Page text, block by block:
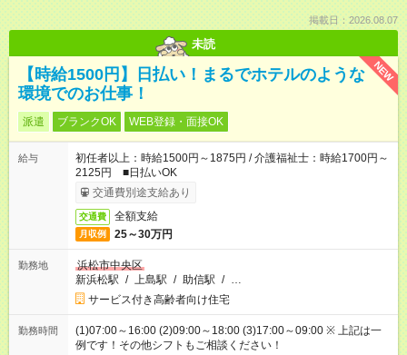
掲載日：2026.08.07
未読
NEW
【時給1500円】日払い！まるでホテルのような
環境でのお仕事！
派遣 ブランクOK WEB登録・面接OK
給与
初任者以上：時給1500円～1875円 / 介護福祉士：時給1700円～
2125円 ■日払いOK
交通費別途支給あり
交通費 全額支給
月収例 25～30万円
勤務地
浜松市中央区
新浜松駅 / 上島駅 / 助信駅 / …
サービス付き高齢者向け住宅
勤務時間
(1)07:00～16:00 (2)09:00～18:00 (3)17:00～09:00 ※ 上記は一
例です！その他シフトもご相談ください！